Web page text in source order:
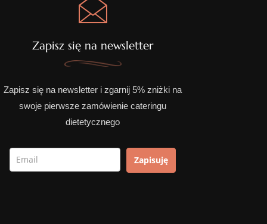
Zapisz się na newsletter
Zapisz się na newsletter i zgarnij 5% zniżki na
swoje pierwsze zamówienie cateringu
dietetycznego
Zapisuję